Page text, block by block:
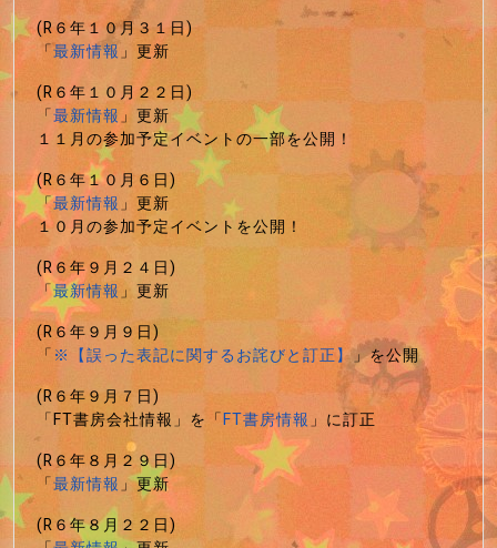
(R６年１０月３１日)
「最新情報」更新
(R６年１０月２２日)
「最新情報」更新
１１月の参加予定イベントの一部を公開！
(R６年１０月６日)
「最新情報」更新
１０月の参加予定イベントを公開！
(R６年９月２４日)
「最新情報」更新
(R６年９月９日)
「※【誤った表記に関するお詫びと訂正】」を公開
(R６年９月７日)
「FT書房会社情報」を「FT書房情報」に訂正
(R６年８月２９日)
「最新情報」更新
(R６年８月２２日)